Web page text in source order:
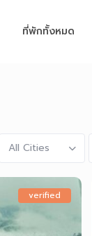
ที่พักทั้งหมด
All Cities
verified